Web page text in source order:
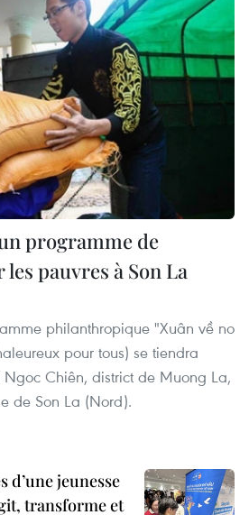
programme de
pauvres à Son La
philanthropique "Xuân về no
pour tous) se tiendra
Chiên, district de Muong La,
de Son La (Nord).
d’une jeunesse
transforme et